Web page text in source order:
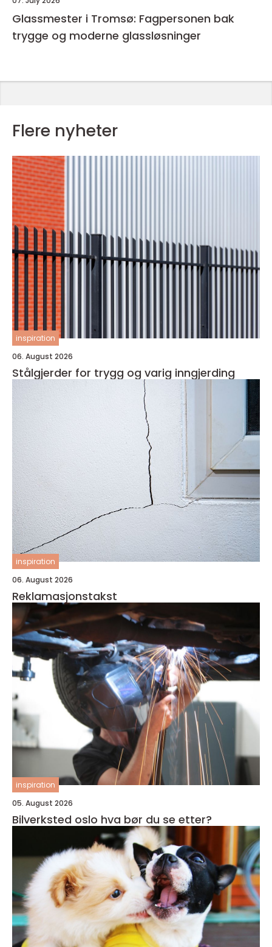
Glassmester i Tromsø: Fagpersonen bak
trygge og moderne glassløsninger
Flere nyheter
inspiration
06. August 2026
Stålgjerder for trygg og varig inngjerding
inspiration
06. August 2026
Reklamasjonstakst
inspiration
05. August 2026
Bilverksted oslo hva bør du se etter?